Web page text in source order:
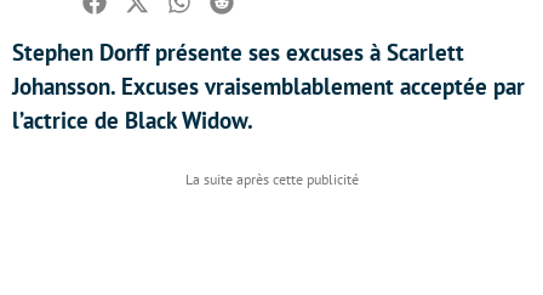
Facebook
TwitterWhatsapp
Reddit
Stephen Dorff présente ses excuses à Scarlett
Johansson. Excuses vraisemblablement acceptée par
l’actrice de Black Widow.